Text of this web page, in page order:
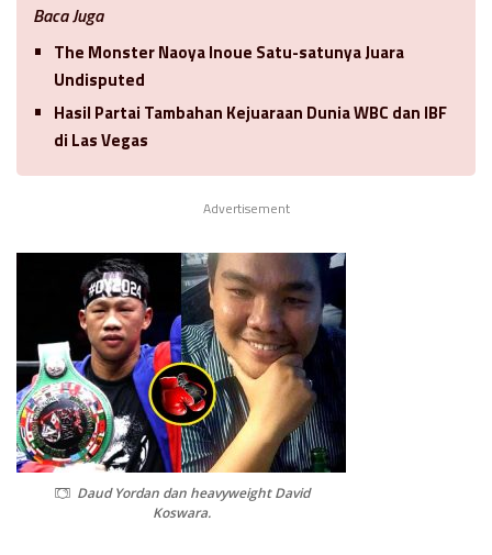
Baca Juga
The Monster Naoya Inoue Satu-satunya Juara
Undisputed
Hasil Partai Tambahan Kejuaraan Dunia WBC dan IBF
di Las Vegas
Advertisement
Daud Yordan dan heavyweight David
Koswara.